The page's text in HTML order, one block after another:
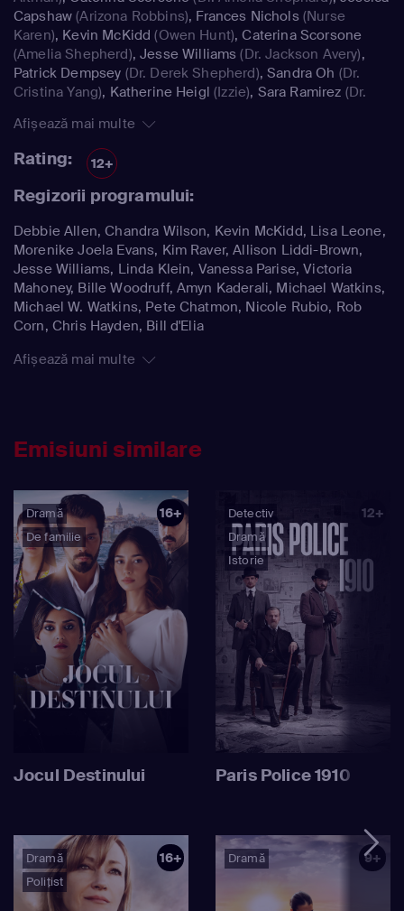
Capshaw (Arizona Robbins), Frances Nichols (Nurse
Karen), Kevin McKidd (Owen Hunt),Caterina Scorsone
(Amelia Shepherd),Jesse Williams (Dr. Jackson Avery),
Patrick Dempsey (Dr. Derek Shepherd),Sandra Oh (Dr.
Cristina Yang), Katherine Heigl (Izzie), Sara Ramirez (Dr.
Afișează mai multe
Rating: 12+
Regizorii programului:
Debbie Allen, Chandra Wilson, Kevin McKidd, Lisa Leone,
Morenike Joela Evans, Kim Raver, Allison Liddi-Brown,
Jesse Williams, Linda Klein, Vanessa Parise, Victoria
Mahoney, Bille Woodruff, Amyn Kaderali, Michael Watkins,
Michael W. Watkins, Pete Chatmon, Nicole Rubio, Rob
Corn, Chris Hayden, Bill d'Elia
Afișează mai multe
Emisiuni similare
Dramă
De familie
16+
Jocul Destinului
Detectiv
Dramă
Istorie
12+
Paris Police 1910
Dramă
Polițist
16+ Dramă 9+